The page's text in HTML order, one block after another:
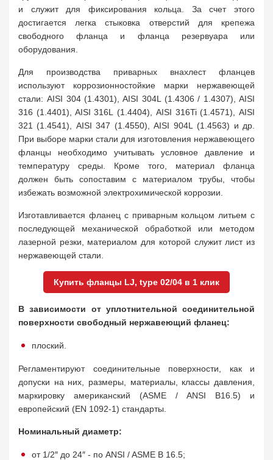
и служит для фиксирования кольца. За счет этого
достигается легка стыковка отверстий для крепежа
свободного фланца и фланца резервуара или
оборудования.
Для производства приварных внахлест фланцев
используют коррозионностойкие марки нержавеющей
стали: AISI 304 (1.4301), AISI 304L (1.4306 / 1.4307), AISI
316 (1.4401), AISI 316L (1.4404), AISI 316Ti (1.4571), AISI
321 (1.4541), AISI 347 (1.4550), AISI 904L (1.4563) и др.
При выборе марки стали для изготовления нержавеющего
фланцы необходимо учитывать условное давление и
температуру среды. Кроме того, материал фланца
должен быть сопоставим с материалом трубы, чтобы
избежать возможной электрохимической коррозии.
Изготавливается фланец с приварным кольцом литьем с
последующей механической обработкой или методом
лазерной резки, материалом для которой служит лист из
нержавеющей стали.
Купить фланцы LJ, type 02/04 в 1 клик
В зависимости от уплотнительной соединительной
поверхности свободный нержавеющий фланец:
плоский.
Регламентируют соединительные поверхности, как и
допуски на них, размеры, материалы, классы давления,
маркировку американский (ASME / ANSI B16.5) и
европейский (EN 1092-1) стандарты.
Номинальный диаметр:
от 1/2″ до 24″ - по ANSI / ASME B 16.5;